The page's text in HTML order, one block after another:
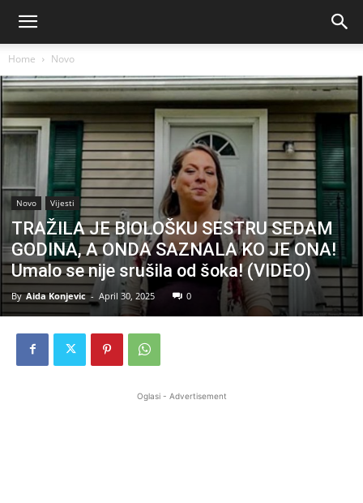
Home Novo
Novo Vijesti
TRAŽILA JE BIOLOŠKU SESTRU SEDAM
GODINA, A ONDA SAZNALA KO JE ONA!
Umalo se nije srušila od šoka! (VIDEO)
By Aida Konjevic - April 30, 2025 0
Oglasi - Advertisement